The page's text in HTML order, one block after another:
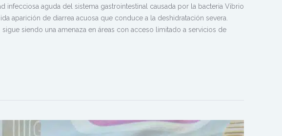
infecciosa aguda del sistema gastrointestinal causada por la bacteria Vibrio
aparición de diarrea acuosa que conduce a la deshidratación severa.
siendo una amenaza en áreas con acceso limitado a servicios de